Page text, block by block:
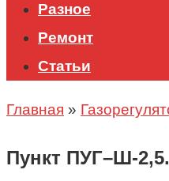
Разное
Ремонт
Статьи
Главная »
Пункт ПУГ–Ш-